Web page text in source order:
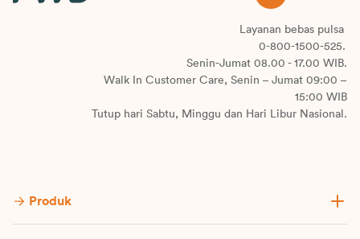
Layanan bebas pulsa
0-800-1500-525.
Senin-Jumat 08.00 - 17.00 WIB.
Walk In Customer Care, Senin – Jumat 09:00 –
15:00 WIB
Tutup hari Sabtu, Minggu dan Hari Libur Nasional.
Produk